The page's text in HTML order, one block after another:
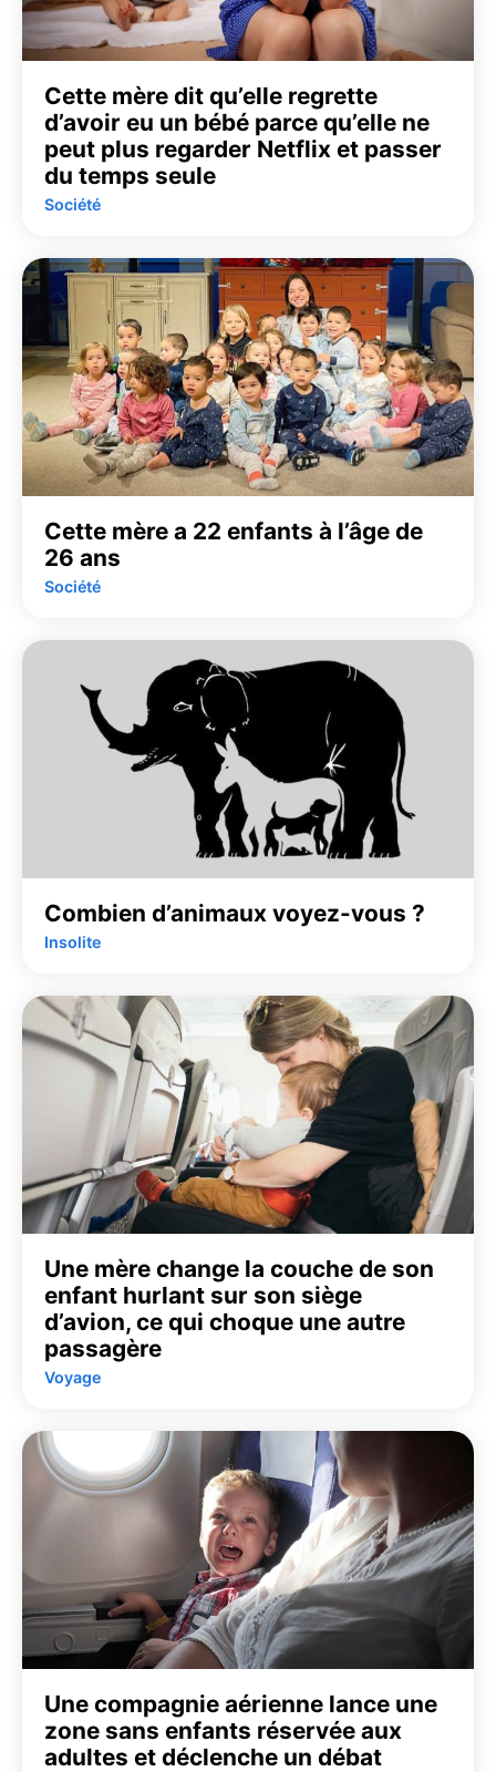
Cette mère dit qu’elle regrette
d’avoir eu un bébé parce qu’elle ne
peut plus regarder Netflix et passer
du temps seule
Société
Cette mère a 22 enfants à l’âge de
26 ans
Société
Combien d’animaux voyez-vous ?
Insolite
Une mère change la couche de son
enfant hurlant sur son siège
d’avion, ce qui choque une autre
passagère
Voyage
Une compagnie aérienne lance une
zone sans enfants réservée aux
adultes et déclenche un débat